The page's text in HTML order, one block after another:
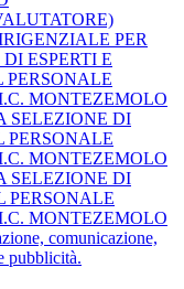
PER
ESPERTI E
PERSONALE
MONTEZEMOLO
SELEZIONE DI
PERSONALE
MONTEZEMOLO
SELEZIONE DI
PERSONALE
MONTEZEMOLO
comunicazione,
pubblicità.